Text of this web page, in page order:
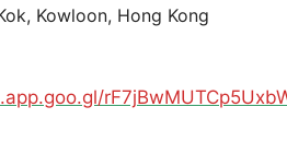
Kowloon, Hong Kong